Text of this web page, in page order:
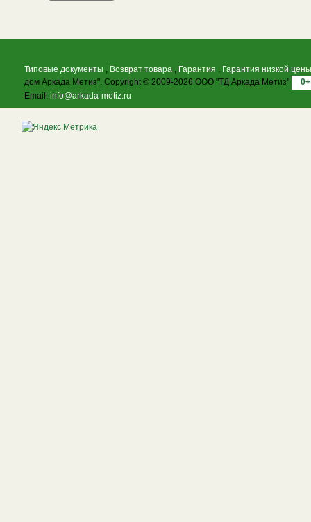
Типовые документы , Возврат товара , Гарантия , Гарантия низкой цены
дом Аркада Метиз". Copyright © 2009-2026 ООО "ТД Аркада Метиз"
0+
Email: info@arkada-metiz.ru